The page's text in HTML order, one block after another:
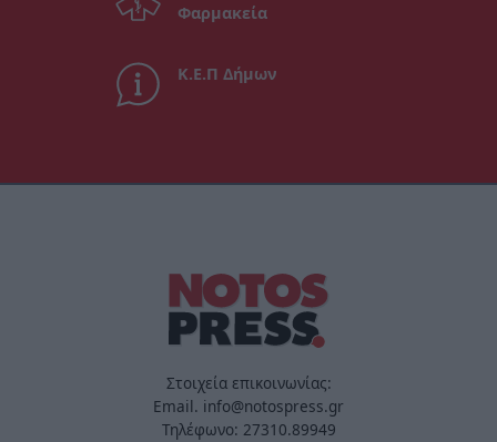
Φαρμακεία
Κ.Ε.Π Δήμων
Στοιχεία επικοινωνίας:
Email. info@notospress.gr
Τηλέφωνο: 27310.89949